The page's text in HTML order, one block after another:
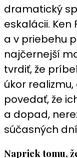
dramatický
eskalácii. Ken
a v priebehu
najčernejší
tvrdiť, že
úkor
povedať, že
a dopad,
súčasných
Napriek tomu,